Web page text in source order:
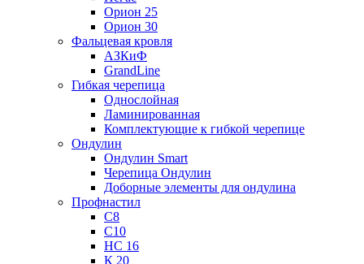
Орион 25
Орион 30
Фальцевая кровля
АЗКиФ
GrandLine
Гибкая черепица
Однослойная
Ламинированная
Комплектующие к гибкой черепице
Ондулин
Ондулин Smart
Черепица Ондулин
Доборные элементы для ондулина
Профнастил
С8
С10
НС 16
К 20